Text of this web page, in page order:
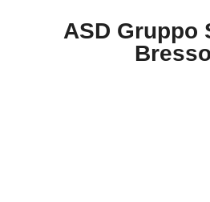
ASD Gruppo